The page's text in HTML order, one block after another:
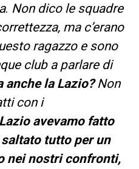
. Non dico le squadre
ma c’erano
ragazzo e sono
club a parlare di
anche la Lazio?Non
con i
avevamo fatto
tutto per un
nei nostri confronti,